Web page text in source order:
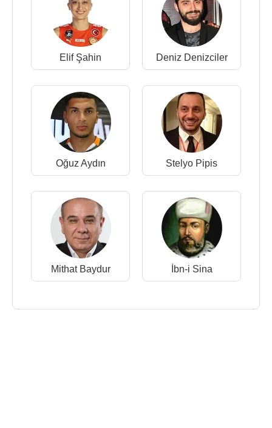
Elif Şahin Deniz Denizciler
Oğuz Aydın Stelyo Pipis
Mithat Baydur İbn-i Sina